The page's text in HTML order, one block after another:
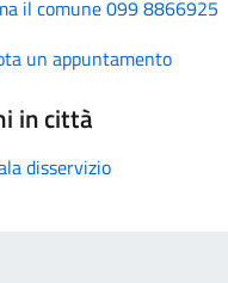
il comune 099 8866925
un appuntamento
in città
disservizio